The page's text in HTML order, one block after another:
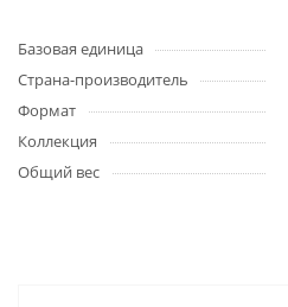
Базовая единица
Страна-производитель
Формат
Коллекция
Общий вес